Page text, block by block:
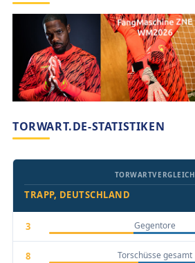
TORWART.DE-STATISTIKEN
TRAPP, DEUTSCHLAND
TORWARTVERGLEICH
3 Gegentore
8 Torschüsse gesamt